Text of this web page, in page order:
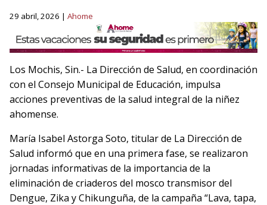
29 abril, 2026 | Ahome
Los Mochis, Sin.- La Dirección de Salud, en coordinación
con el Consejo Municipal de Educación, impulsa
acciones preventivas de la salud integral de la niñez
ahomense.
María Isabel Astorga Soto, titular de La Dirección de
Salud informó que en una primera fase, se realizaron
jornadas informativas de la importancia de la
eliminación de criaderos del mosco transmisor del
Dengue, Zika y Chikunguña, de la campaña “Lava, tapa,